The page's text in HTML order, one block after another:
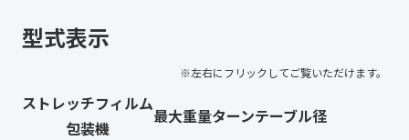
型式表示
ストレッチフィルム
包装機
最大重量ターンテーブル径